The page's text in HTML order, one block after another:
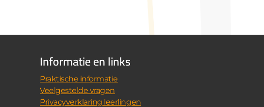
Informatie en links
Praktische informatie
Veelgestelde vragen
Privacyverklaring leerlingen